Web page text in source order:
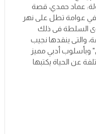
عام 1971 من بطولة: عماد حمدي، قصة
في عوامة تطل على نهر
السلطة فى ذلك
والتى ينقدها نجيب
وبأسلوب أدبي مميز
عن الحياة يكتبها